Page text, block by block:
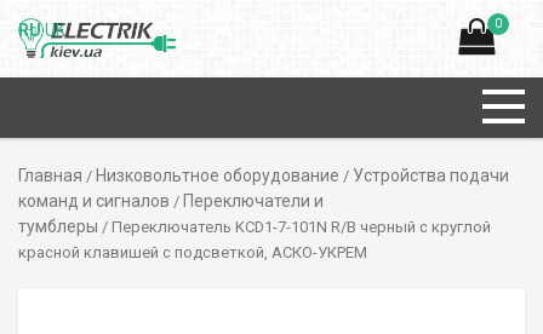
0
Главная / Низковольтное оборудование / Устройства подачи
команд и сигналов / Переключатели и
тумблеры / Переключатель KCD1-7-101N R/B черный с круглой
красной клавишей с подсветкой, АСКО-УКРЕМ
RUUK